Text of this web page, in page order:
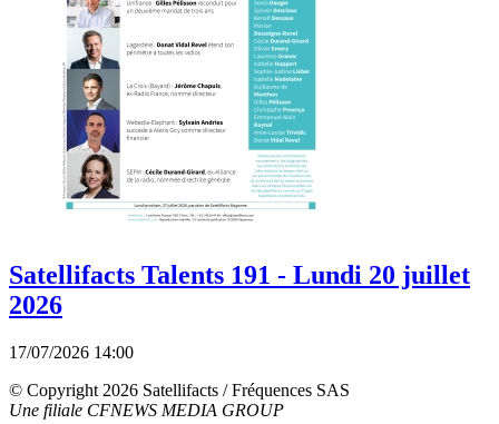
Satellifacts Talents 191 - Lundi 20 juillet
2026
17/07/2026 14:00
© Copyright 2026 Satellifacts / Fréquences SAS
Une filiale CFNEWS MEDIA GROUP